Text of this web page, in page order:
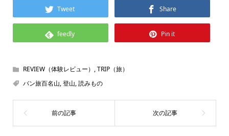
Tweet Share
feedly Pin it
REVIEW（体験レビュー） ,TRIP（旅）
バン旅百名山,登山,読みもの